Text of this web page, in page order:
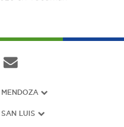
MENDOZA
SAN LUIS